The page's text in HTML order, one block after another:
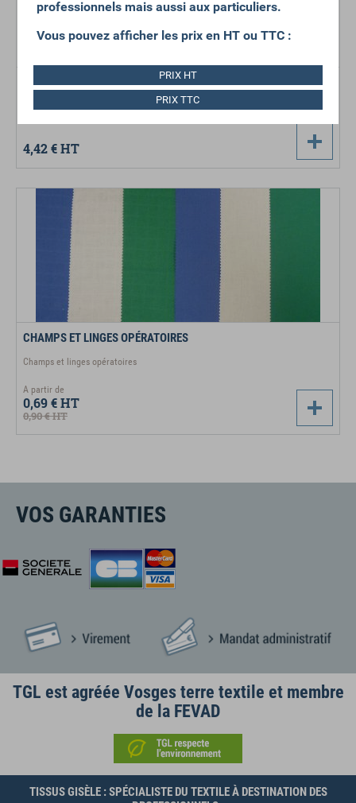
ALESE HOSPITALIÈRE
4,42 €HT
CHAMPS ET LINGES OPÉRATOIRES
Champs et linges opératoires
A partir de
0,69 €HT
0,90 €HT
VOS GARANTIES
TGL est agréée Vosges terre textile et membre
de la FEVAD
TISSUS GISÈLE : SPÉCIALISTE DU TEXTILE À DESTINATION DES
professionnels mais aussi aux particuliers.
Vous pouvez afficher les prix en HT ou TTC :
PRIX HT
PRIX TTC